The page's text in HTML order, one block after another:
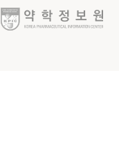
약학정보원